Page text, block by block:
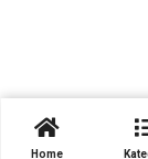

Home